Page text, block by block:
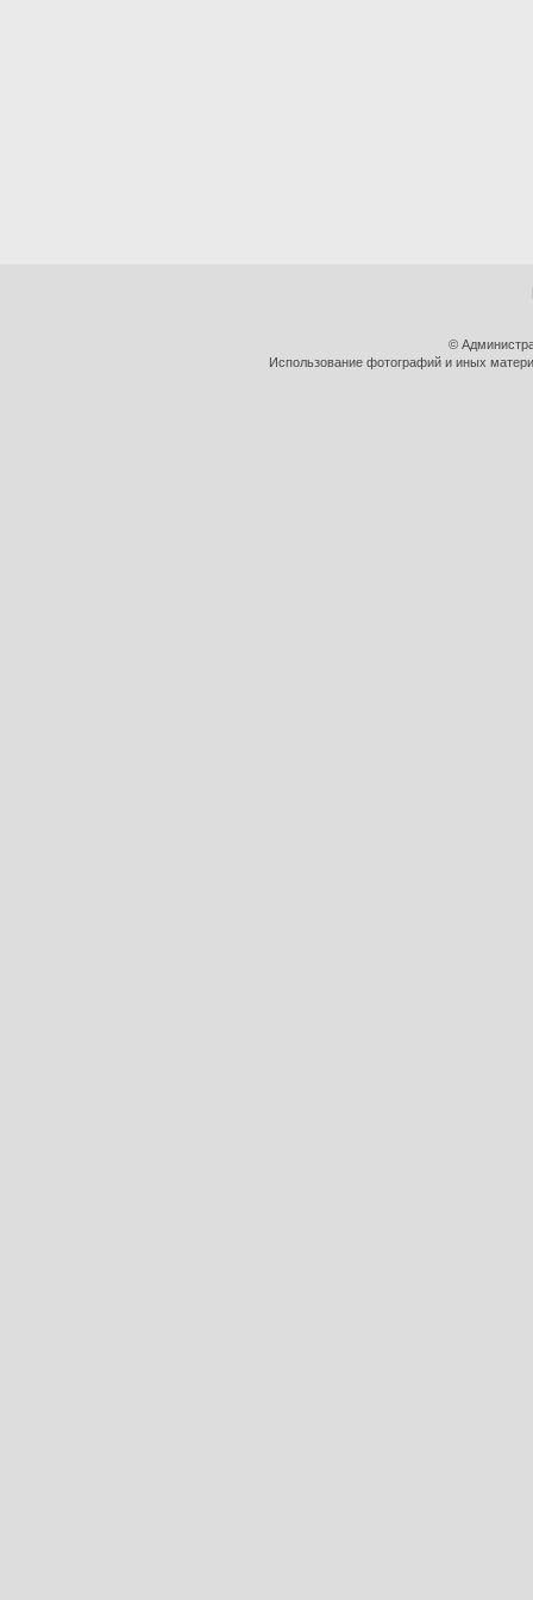
©
Использование фотографий и иных